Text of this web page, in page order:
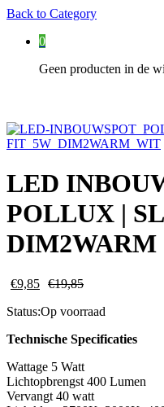
Back to Category
0
Geen producten in de
LED
POLLUX |
DIM2WARM
€9,85 €19,85
Status:Op voorraad
Technische Specificaties
Wattage 5 Watt
Lichtopbrengst 400 Lumen
Vervangt 40 watt